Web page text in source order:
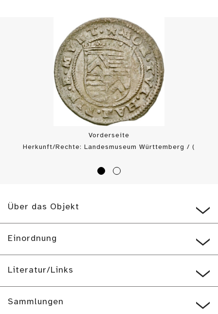
Vorderseite
Herkunft/Rechte: Landesmuseum Württemberg / (
Über das Objekt
Einordnung
Literatur/Links
Sammlungen